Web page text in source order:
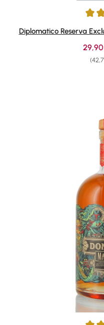
Durchschnittliche
Diplomatico Reserva